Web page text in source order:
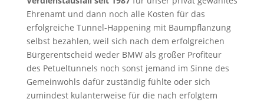
Ehrenamt und dann noch alle Kosten für das
erfolgreiche Tunnel-Happening mit Baumpflanzung
selbst bezahlen, weil sich nach dem erfolgreichen
Bürgerentscheid weder BMW als großer Profiteur
des Petueltunnels noch sonst jemand im Sinne des
Gemeinwohls dafür zuständig fühlte oder sich
zumindest kulanterweise für die nach erfolgtem